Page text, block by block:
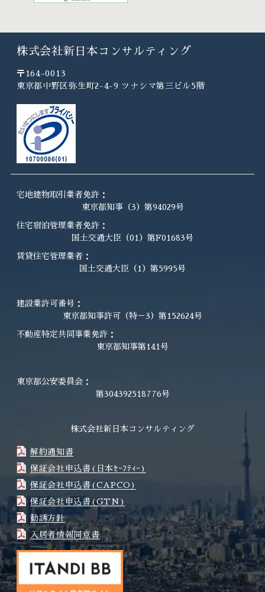
株式会社新日本コンサルティング
〒164-0013
東京都中野区弥生町2-4-9 ツナシマ第三ビル5階
宅地建物取引業者免許：
東京都知事（3）第94029号
住宅宿泊管理業者免許：
国土交通大臣（01）第F01683号
賃貸住宅管理業者：
国土交通大臣（1）第5995号
建設業許可番号：
東京都知事許可（特－3）第152624号
不動産特定共同事業免許：
東京都知事第141号
東京都公安委員会：
第304392518776号
株式会社新日本コンサルティング
解約通知書
保証会社申込書(日本ｾｰﾌﾃｨｰ)
保証会社申込書(CAPCO)
保証会社申込書(GTN)
勧誘方針
入居者情報同意書